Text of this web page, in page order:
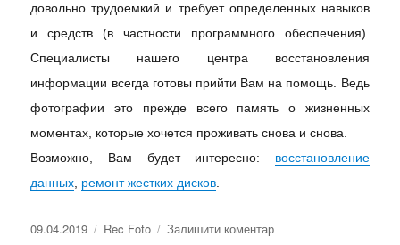
довольно трудоемкий и требует определенных навыков
и средств (в частности программного обеспечения).
Специалисты нашего центра восстановления
информации всегда готовы прийти Вам на помощь. Ведь
фотографии это прежде всего память о жизненных
моментах, которые хочется проживать снова и снова.
Возможно, Вам будет интересно: восстановление
данных, ремонт жестких дисков.
09.04.2019 Rec Foto Залишити коментар